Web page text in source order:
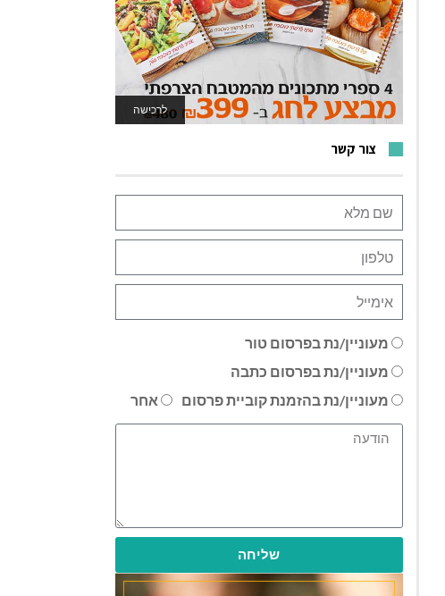
לרכישה
לאתר המשחקים
צור קשר
מעוניין/נת בפרסום טור
מעוניין/נת בפרסום כתבה
מעוניין/נת בהזמנת קוביית פרסום
אחר
שליחה